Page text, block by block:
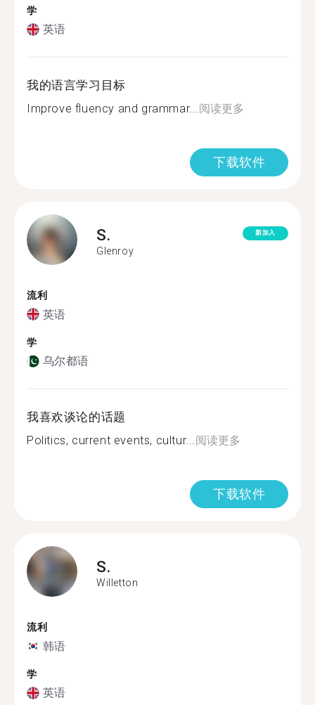
学
英语
我的语言学习目标
Improve fluency and grammar...阅读更多
下载软件
S.
Glenroy
新加入
流利
英语
学
乌尔都语
我喜欢谈论的话题
Politics, current events, cultur...阅读更多
下载软件
S.
Willetton
流利
韩语
学
英语